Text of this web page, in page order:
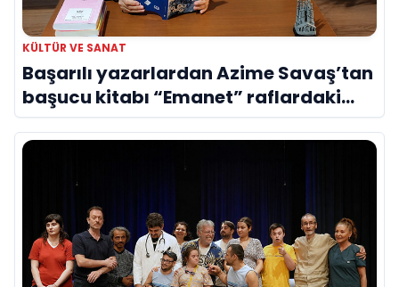
KÜLTÜR VE SANAT
Başarılı yazarlardan Azime Savaş’tan
başucu kitabı “Emanet” raflardaki
yerini aldı